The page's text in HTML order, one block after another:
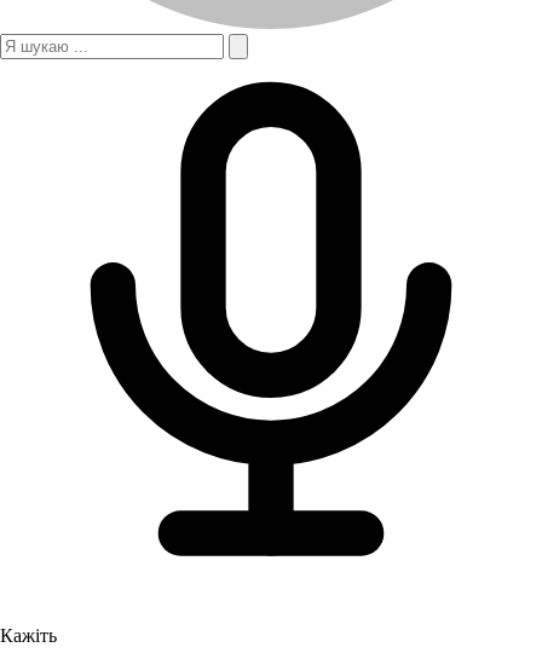
Кажіть